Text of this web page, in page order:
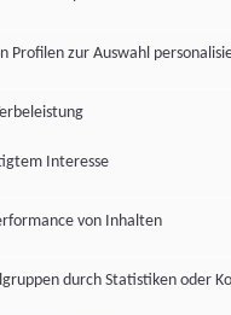
Profilen zur Auswahl
Interesse
von Inhalten
durch Statistiken oder